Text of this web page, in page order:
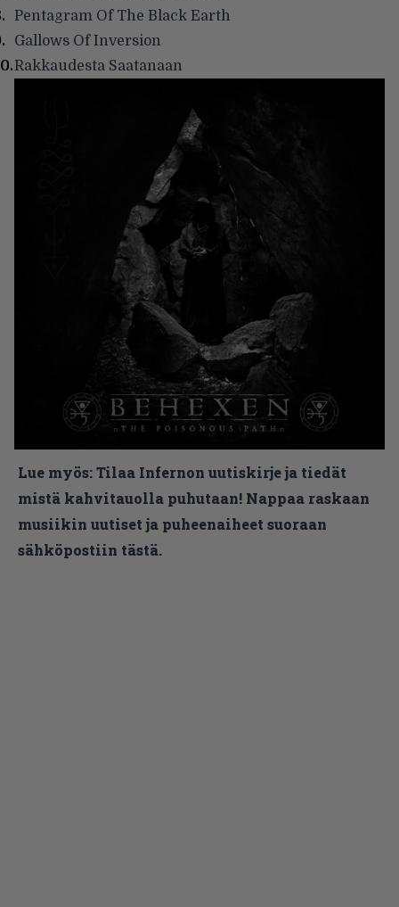
Pentagram Of The Black Earth
Gallows Of Inversion
Rakkaudesta Saatanaan
Lue myös:Tilaa Infernon uutiskirje ja tiedät
mistä kahvitauolla puhutaan! Nappaa raskaan
musiikin uutiset ja puheenaiheet suoraan
sähköpostiin tästä.